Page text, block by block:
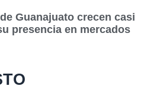
Guanajuato crecen casi
presencia en mercados